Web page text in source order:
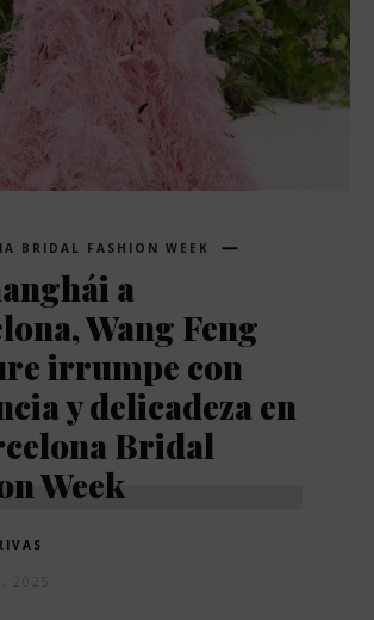
BRIDAL FASHION WEEK
a
Wang Feng
irrumpe con
y delicadeza en
Bridal
Week
2025